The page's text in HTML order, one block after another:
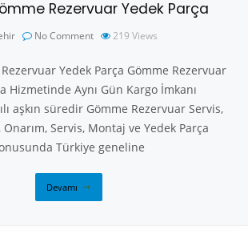
Rezervuar Yedek Parça
No Comment 219 Views
Yedek Parça Gömme Rezervuar
Hizmetinde Aynı Gün Kargo İmkanı
aşkın süredir Gömme Rezervuar Servis,
Onarım, Servis, Montaj ve Yedek Parça
Türkiye geneline
Devamı